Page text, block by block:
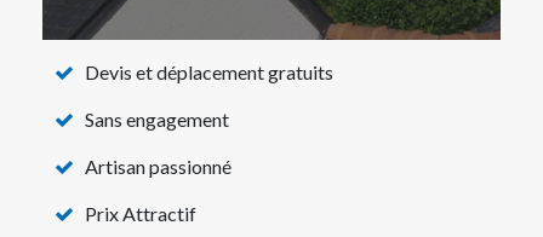
Devis et déplacement gratuits
Sans engagement
Artisan passionné
Prix Attractif